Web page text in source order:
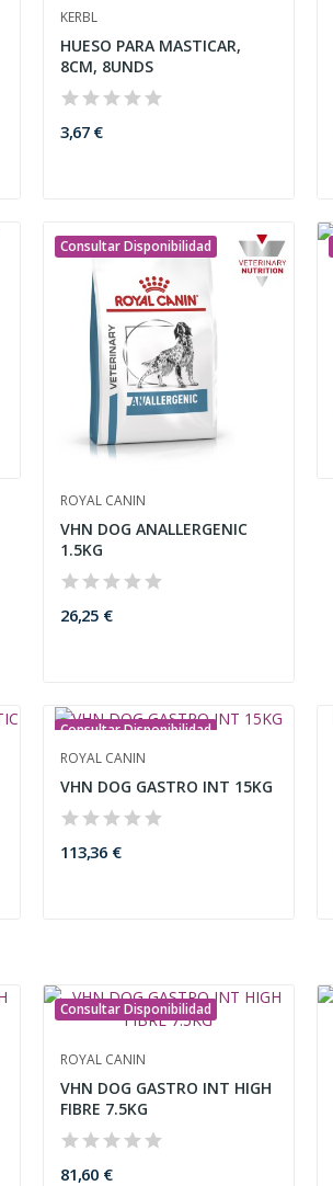
KERBL
HUESO PARA MASTICAR,
8CM, 8UNDS
3,67 €
Consultar Disponibilidad
ROYAL CANIN
VHN DOG ANALLERGENIC
1.5KG
26,25 €
Consultar Disponibilidad
ROYAL CANIN
VHN DOG GASTRO INT 15KG
113,36 €
Consultar Disponibilidad
ROYAL CANIN
VHN DOG GASTRO INT HIGH
FIBRE 7.5KG
81,60 €